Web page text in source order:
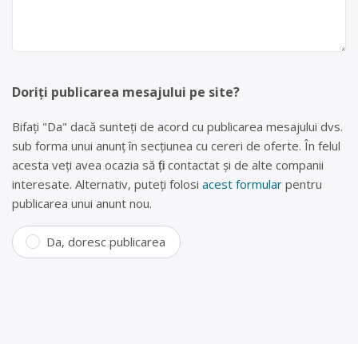
Doriți publicarea mesajului pe site?
Bifați "Da" dacă sunteți de acord cu publicarea mesajului dvs.
sub forma unui anunț în secțiunea cu cereri de oferte. În felul
acesta veți avea ocazia să fiți contactat și de alte companii
interesate. Alternativ, puteți folosi acest formular pentru
publicarea unui anunt nou.
Da, doresc publicarea